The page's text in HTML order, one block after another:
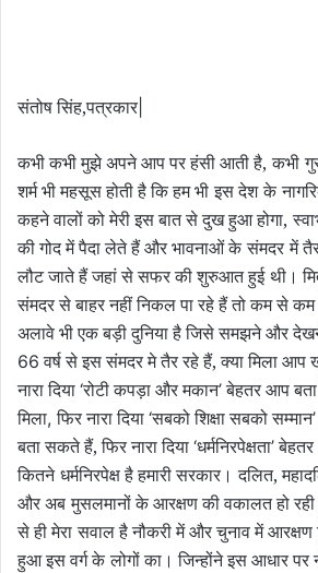
संतोष सिंह,पत्रकार
कभी कभी मुझे अपने आप पर हंसी आती है, कभी
शर्म भी महसूस होती है कि हम भी इस देश के
कहने वालों को मेरी इस बात से दुख हुआ होगा,
की गोद में पैदा लेते हैं और भावनाओं के संमदर में
लौट जाते हैं जहां से सफर की शुरुआत हुई थी।
संमदर से बाहर नहीं निकल पा रहे हैं तो कम से कम
अलावे भी एक बड़ी दुनिया है जिसे समझने और
66 वर्ष से इस संमदर मे तैर रहे हैं, क्या मिला
नारा दिया ‘रोटी कपड़ा और मकान’बेहतर आप
मिला,फिर नारा दिया ‘सबको शिक्षा सबको सम्मान’
बता सकते हैं, फिर नारा दिया ‘धर्मनिरपेक्षता’
कितने धर्मनिरपेक्ष है हमारी सरकार। दलित,
और अब मुसलमानों के आरक्षण की वकालत हो रही
से ही मेरा सवाल है नौकरी में और चुनाव में
हुआ इस वर्ग के लोगों का। जिन्होंने इस आधार पर